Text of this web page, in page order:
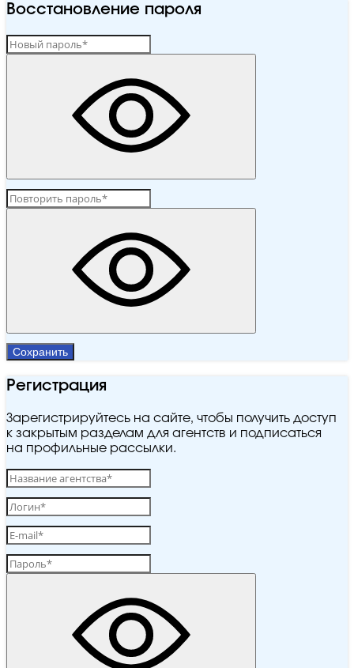
Восстановление пароля
Сохранить
Регистрация
Зарегистрируйтесь на сайте, чтобы получить доступ
к закрытым разделам для агентств и подписаться
на профильные рассылки.